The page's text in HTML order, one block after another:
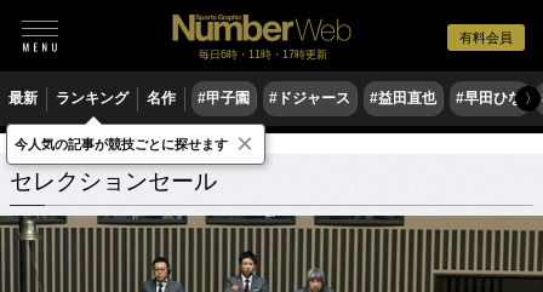
有料会員
毎日6時・11時・17時更新
最新 ランキング 名作 #甲子園 #ドジャース #益田直也 #早田ひな 〉
セレクションセール 関連記事
セレクションセール
今人気の記事が競技ごとに探せます ×